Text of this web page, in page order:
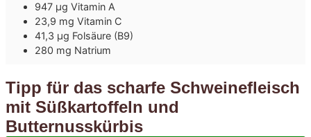
947 µg Vitamin A
23,9 mg Vitamin C
41,3 µg Folsäure (B9)
280 mg Natrium
Tipp für das scharfe Schweinefleisch
mit Süßkartoffeln und
Butternusskürbis